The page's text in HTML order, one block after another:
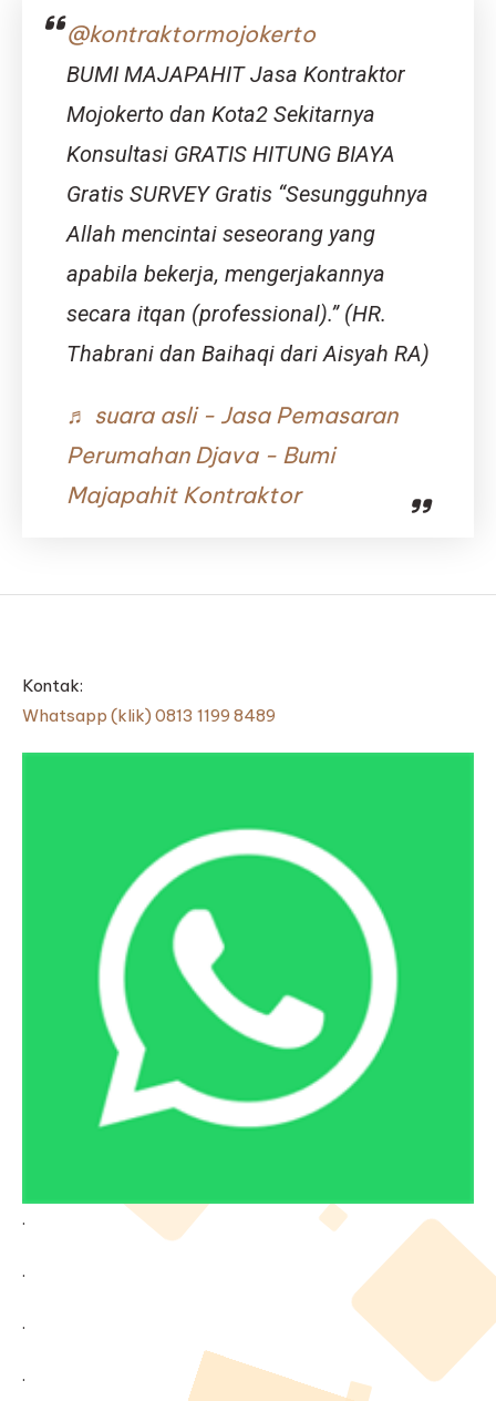
Gudang
–
Djava
Panen
@kontraktormojokerto
BUMI MAJAPAHIT Jasa Kontraktor
Mojokerto dan Kota2 Sekitarnya
Konsultasi GRATIS HITUNG BIAYA
Gratis SURVEY Gratis “Sesungguhnya
Allah mencintai seseorang yang
apabila bekerja, mengerjakannya
secara itqan (professional).” (HR.
Thabrani dan Baihaqi dari Aisyah RA)
♬ suara asli - Jasa Pemasaran
Perumahan Djava - Bumi
Majapahit Kontraktor
Kontak:
Whatsapp (klik) 0813 1199 8489
.
.
.
.